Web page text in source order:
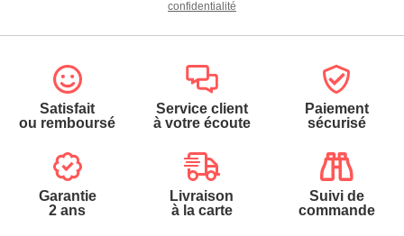
confidentialité
Satisfait
ou remboursé
Service client
à votre écoute
Paiement
sécurisé
Garantie
2 ans
Livraison
à la carte
Suivi de
commande